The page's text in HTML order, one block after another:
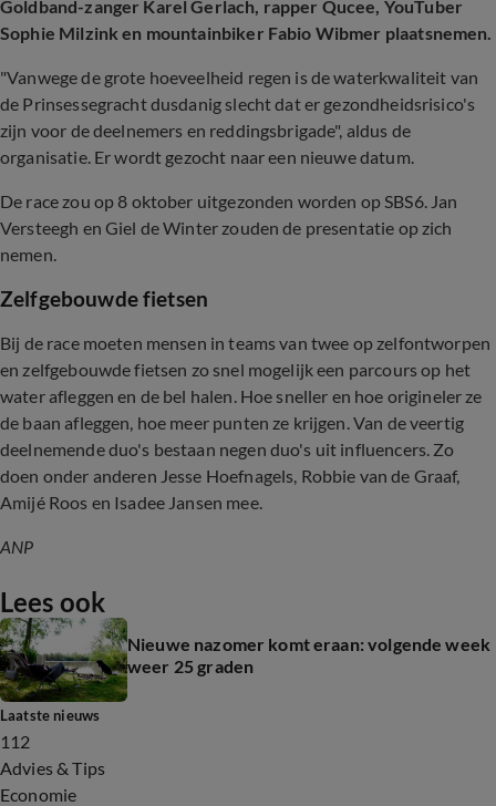
Goldband-zanger Karel Gerlach, rapper Qucee, YouTuber
Sophie Milzink en mountainbiker Fabio Wibmer plaatsnemen.
"Vanwege de grote hoeveelheid regen is de waterkwaliteit van
de Prinsessegracht dusdanig slecht dat er gezondheidsrisico's
zijn voor de deelnemers en reddingsbrigade", aldus de
organisatie. Er wordt gezocht naar een nieuwe datum.
De race zou op 8 oktober uitgezonden worden op SBS6. Jan
Versteegh en Giel de Winter zouden de presentatie op zich
nemen.
Zelfgebouwde fietsen
Bij de race moeten mensen in teams van twee op zelfontworpen
en zelfgebouwde fietsen zo snel mogelijk een parcours op het
water afleggen en de bel halen. Hoe sneller en hoe origineler ze
de baan afleggen, hoe meer punten ze krijgen. Van de veertig
deelnemende duo's bestaan negen duo's uit influencers. Zo
doen onder anderen Jesse Hoefnagels, Robbie van de Graaf,
Amijé Roos en Isadee Jansen mee.
ANP
Lees ook
Nieuwe nazomer komt eraan: volgende week
weer 25 graden
Laatste nieuws
112
Advies & Tips
Economie